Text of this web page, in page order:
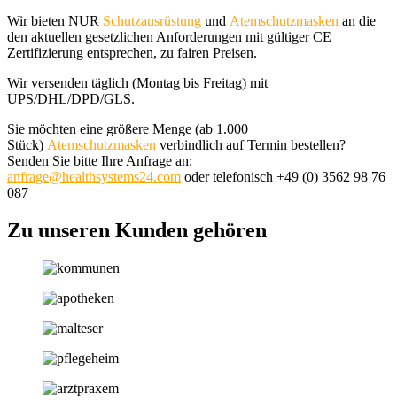
Wir bieten NUR Schutzausrüstung und Atemschutzmasken an die
den aktuellen gesetzlichen Anforderungen mit gültiger CE
Zertifizierung entsprechen, zu fairen Preisen.
Wir versenden täglich (Montag bis Freitag) mit
UPS/DHL/DPD/GLS.
Sie möchten eine größere Menge (ab 1.000
Stück) Atemschutzmasken verbindlich auf Termin bestellen?
Senden Sie bitte Ihre Anfrage an:
anfrage@healthsystems24.com oder telefonisch +49 (0) 3562 98 76
087
Zu unseren Kunden gehören